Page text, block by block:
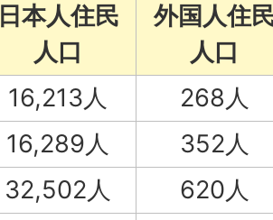
日本人住民
人口
外国人住
人口
16,213人
268人
16,289人
352人
32,502人
620人